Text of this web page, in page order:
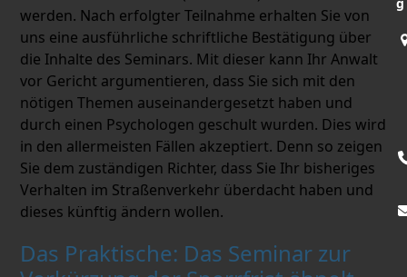
werden. Nach erfolgter Teilnahme erhalten Sie von
uns eine ausführliche schriftliche Bestätigung über
die Inhalte des Seminars. Mit dieser kann Ihr Anwalt
vor Gericht argumentieren, dass Sie sich mit den
nötigen Themen auseinandergesetzt haben und
durch einen Psychologen geschult wurden. Dies wird
in den allermeisten Fällen akzeptiert. Denn so zeigen
Sie dem zuständigen Richter, dass Sie Ihr bisheriges
Verhalten im Straßenverkehr überdacht haben und
dieses künftig ändern wollen.
Das Praktische: Das Seminar zur